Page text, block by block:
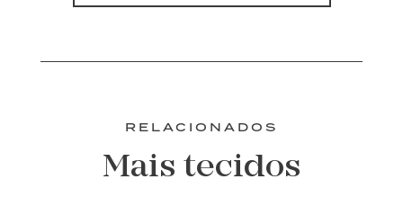
RELACIONADOS
Mais tecidos